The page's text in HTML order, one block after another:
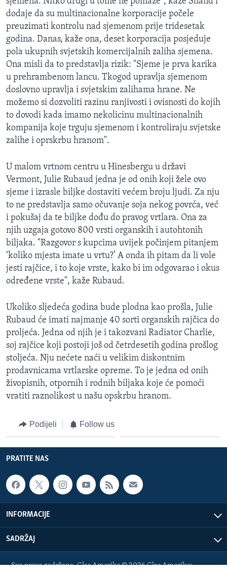
dodaje da su multinacionalne korporacije počele
preuzimati kontrolu nad sjemenom prije tridesetak
godina. Danas, kaže ona, deset korporacija posjeduje
pola ukupnih svjetskih komercijalnih zaliha sjemena.
Ona misli da to predstavlja rizik: "Sjeme je prva karika
u prehrambenom lancu. Tkogod upravlja sjemenom
doslovno upravlja i svjetskim zalihama hrane. Ne
možemo si dozvoliti razinu ranjivosti i ovisnosti do kojih
to dovodi kada imamo nekolicinu multinacionalnih
kompanija koje trguju sjemenom i kontroliraju svjetske
zalihe i oprskrbu hranom".
U malom vrtnom centru u Hinesbergu u državi
Vermont, Julie Rubaud jedna je od onih koji žele ovo
sjeme i izrasle biljke dostaviti većem broju ljudi. Za nju
to ne predstavlja samo očuvanje soja nekog povrća, već
i pokušaj da te biljke dođu do pravog vrtlara. Ona za
njih uzgaja gotovo 800 vrsti organskih i autohtonih
biljaka. "Razgovor s kupcima uvijek počinjem pitanjem
‘koliko mjesta imate u vrtu?’ A onda ih pitam da li vole
jesti rajčice, i to koje vrste, kako bi im odgovarao i okus
određene vrste", kaže Rubaud.
Ukoliko sljedeća godina bude plodna kao prošla, Julie
Rubaud će imati najmanje 40 sorti organskih rajčica do
proljeća. Jedna od njih je i takozvani Radiator Charlie,
soj rajčice koji postoji još od četrdesetih godina prošlog
stoljeća. Nju nećete naći u velikim diskontnim
prodavnicama vrtlarske opreme. To je jedna od onih
živopisnih, otpornih i rodnih biljaka koje će pomoći
vratiti raznolikost u našu opskrbu hranom.
Podijeli Follow us
PRATITE NAS
INFORMACIJE
SADRŽAJ
Sva prava zadržana. Glas Amerike © 2026 Glas Amerike: